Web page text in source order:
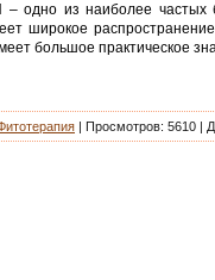
одно из наиболее частых
широкое
большое практическое
| Просмотров: 5610 |